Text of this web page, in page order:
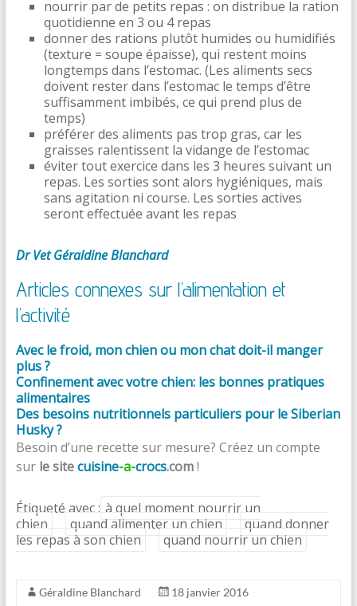
nourrir par de petits repas : on distribue la ration
quotidienne en 3 ou 4 repas
donner des rations plutôt humides ou humidifiés
(texture = soupe épaisse), qui restent moins
longtemps dans l’estomac. (Les aliments secs
doivent rester dans l’estomac le temps d’être
suffisamment imbibés, ce qui prend plus de
temps)
préférer des aliments pas trop gras, car les
graisses ralentissent la vidange de l’estomac
éviter tout exercice dans les 3 heures suivant un
repas. Les sorties sont alors hygiéniques, mais
sans agitation ni course. Les sorties actives
seront effectuée avant les repas
Dr Vet Géraldine Blanchard
Articles connexes sur l’alimentation et
l’activité
Avec le froid, mon chien ou mon chat doit-il manger
plus ?
Confinement avec votre chien: les bonnes pratiques
alimentaires
Des besoins nutritionnels particuliers pour le Siberian
Husky ?
Besoin d’une recette sur mesure? Créez un compte
sur le sitecuisine-a-crocs.com!
Étiqueté avec : à quel moment nourrir un
chien
quand alimenter un chien
quand donner
les repas à son chien
quand nourrir un chien
Géraldine Blanchard
18 janvier 2016